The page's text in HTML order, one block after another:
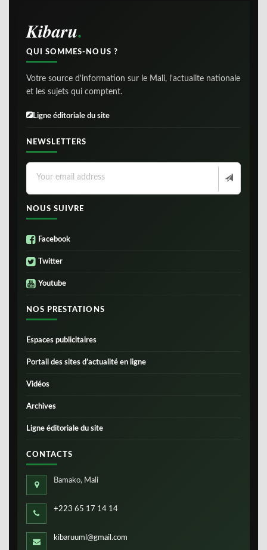
Kibaru
QUI SOMMES-NOUS ?
Votre source d'information sur le Mali, l'actualite nationale
et les sujets qui comptent.
Ligne éditoriale du site
NEWSLETTERS
NOUS SUIVRE
Facebook
Twitter
Youtube
NOS PRESTATIONS
Espaces publicitaires
Portail des sites d’actualité en ligne
Vidéos
Archives
Ligne éditoriale du site
CONTACTS
Bamako, Mali
+223 65 17 14 14
kibaruuml@gmail.com